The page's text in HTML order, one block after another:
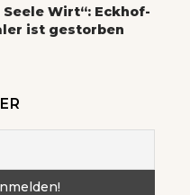
Wirt“: Eckhof-
ist gestorben